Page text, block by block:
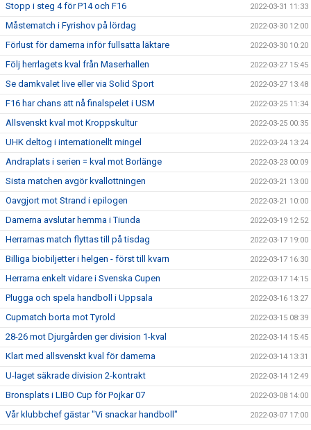
Stopp i steg 4 för P14 och F16 2022-03-31 11:33
Måstematch i Fyrishov på lördag 2022-03-30 12:00
Förlust för damerna inför fullsatta läktare 2022-03-30 10:20
Följ herrlagets kval från Maserhallen 2022-03-27 15:45
Se damkvalet live eller via Solid Sport 2022-03-27 13:48
F16 har chans att nå finalspelet i USM 2022-03-25 11:34
Allsvenskt kval mot Kroppskultur 2022-03-25 00:35
UHK deltog i internationellt mingel 2022-03-24 13:24
Andraplats i serien = kval mot Borlänge 2022-03-23 00:09
Sista matchen avgör kvallottningen 2022-03-21 13:00
Oavgjort mot Strand i epilogen 2022-03-21 10:00
Damerna avslutar hemma i Tiunda 2022-03-19 12:52
Herrarnas match flyttas till på tisdag 2022-03-17 19:00
Billiga biobiljetter i helgen - först till kvarn 2022-03-17 16:30
Herrarna enkelt vidare i Svenska Cupen 2022-03-17 14:15
Plugga och spela handboll i Uppsala 2022-03-16 13:27
Cupmatch borta mot Tyrold 2022-03-15 08:39
28-26 mot Djurgården ger division 1-kval 2022-03-14 15:45
Klart med allsvenskt kval för damerna 2022-03-14 13:31
U-laget säkrade division 2-kontrakt 2022-03-14 12:49
Bronsplats i LIBO Cup för Pojkar 07 2022-03-08 14:00
Vår klubbchef gästar "Vi snackar handboll" 2022-03-07 17:00